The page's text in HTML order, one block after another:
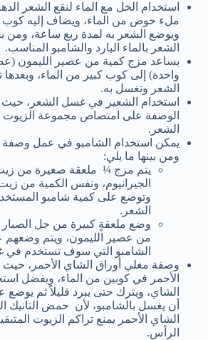
استخدام الخل مع الماء لنقع الشعر
ملء حوض من الماء، ويضاف إليه كوب
ويوضع الشعر به لمدة ربع ساعة،
الشعر بالماء البارد والشامبو المناسب.
يساعد مزج كمية من عصير الليمون
واحدة) إلى كوب كبير من الماء،
الشعر وتغسل به.
استخدام الشعير في غسل الشعر،
الوصفة على امتصاص مجموعة الزيوت
الشعر.
يمكن استخدام الشامبو في عمل وصفة
ومن بينها ما يلي:
يتم مزج ¼ ملعقة صغيرة من
الجيرانيوم، ونفس الكمية من
وتوضع على كمية شامبو
الشعر.
وضع ملعقةٍ كبيرة من جل
من عصير الليمون، ويتم وضعهم
الشامبو التي سوف تستخدم
وصفة مغلي أوراق الشاي الأحمر،
الأحمر في كوبين من الماء، ويفضل
الشاي، ويترك حتى يبرد قليلاً ثم يوضع
أن يغسل بالشامبو، لأن حمض التانيك
الشاي الأحمر يمنع تراكم الزيوت
الرأس.